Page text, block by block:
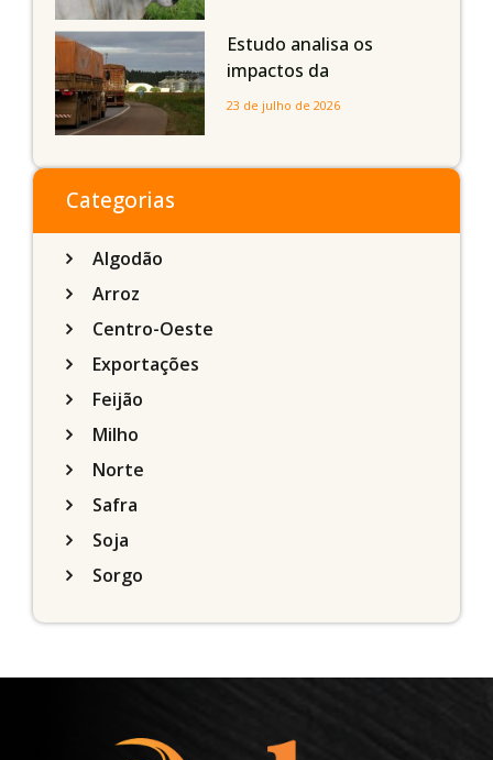
Estudo analisa os
impactos da
infraestrutura logística
do Sul
23 de julho de 2026
Categorias
Algodão
Arroz
Centro-Oeste
Exportações
Feijão
Milho
Norte
Safra
Soja
Sorgo